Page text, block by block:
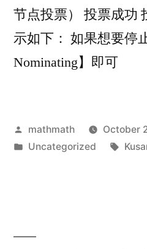
节点投票） 投票成功
示如下： 如果想要停
Nominating】即可
Posted
by
mathmath
October
Posted
Uncategorized